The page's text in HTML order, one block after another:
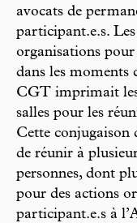
avocats de
participant.e.s.
organisations
dans les moments
CGT imprimait
salles pour les
Cette conjugaison
de réunir à
personnes, dont
pour des actions
participant.e.s à